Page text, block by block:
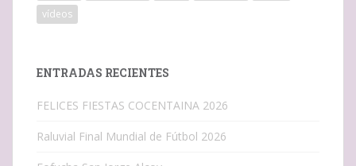
vídeos
ENTRADAS RECIENTES
FELICES FIESTAS COCENTAINA 2026
Raluvial Final Mundial de Fútbol 2026